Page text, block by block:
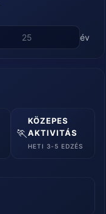
év
🏃
KÖZEPES
AKTIVITÁS
HETI 3-5 EDZÉS